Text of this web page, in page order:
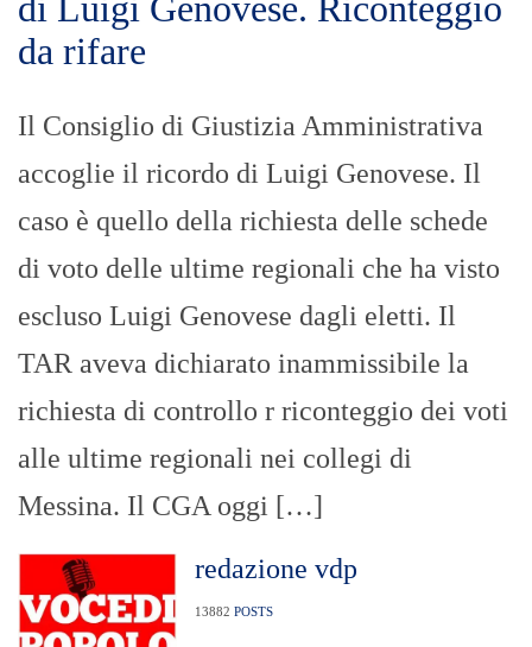
di Luigi Genovese. Riconteggio
da rifare
Il Consiglio di Giustizia Amministrativa
accoglie il ricordo di Luigi Genovese. Il
caso è quello della richiesta delle schede
di voto delle ultime regionali che ha visto
escluso Luigi Genovese dagli eletti. Il
TAR aveva dichiarato inammissibile la
richiesta di controllo r riconteggio dei voti
alle ultime regionali nei collegi di
Messina. Il CGA oggi […]
redazione vdp
13882 POSTS